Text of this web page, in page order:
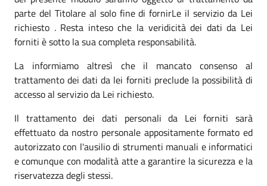
parte del Titolare al solo fine di fornirLe il servizio da Lei
richiesto . Resta inteso che la veridicità dei dati da Lei
forniti è sotto la sua completa responsabilità.
La informiamo altresì che il mancato consenso al
trattamento dei dati da lei forniti preclude la possibilità di
accesso al servizio da Lei richiesto.
Il trattamento dei dati personali da Lei forniti sarà
effettuato da nostro personale appositamente formato ed
autorizzato con l'ausilio di strumenti manuali e informatici
e comunque con modalità atte a garantire la sicurezza e la
riservatezza degli stessi.